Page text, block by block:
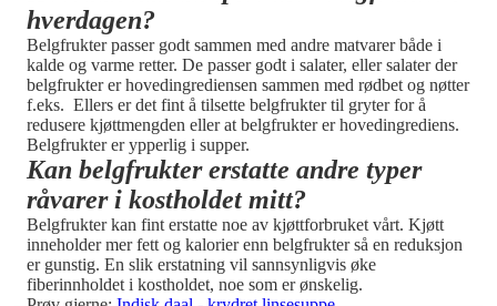
hverdagen?
Belgfrukter passer godt sammen med andre matvarer både i
kalde og varme retter. De passer godt i salater, eller salater der
belgfrukter er hovedingrediensen sammen med rødbet og nøtter
f.eks. Ellers er det fint å tilsette belgfrukter til gryter for å
redusere kjøttmengden eller at belgfrukter er hovedingrediens.
Belgfrukter er ypperlig i supper.
Kan belgfrukter erstatte andre typer
råvarer i kostholdet mitt?
Belgfrukter kan fint erstatte noe av kjøttforbruket vårt. Kjøtt
inneholder mer fett og kalorier enn belgfrukter så en reduksjon
er gunstig. En slik erstatning vil sannsynligvis øke
fiberinnholdet i kostholdet, noe som er ønskelig.